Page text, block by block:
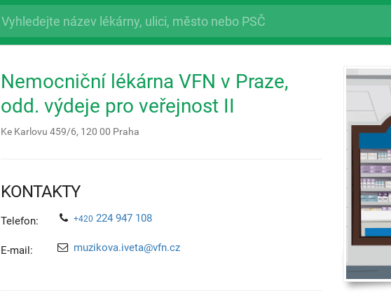
Nemocniční lékárna VFN v Praze,
odd. výdeje pro veřejnost II
Ke Karlovu 459/6, 120 00 Praha
KONTAKTY
Telefon: +420 224 947 108
E-mail: muzikova.iveta@vfn.cz